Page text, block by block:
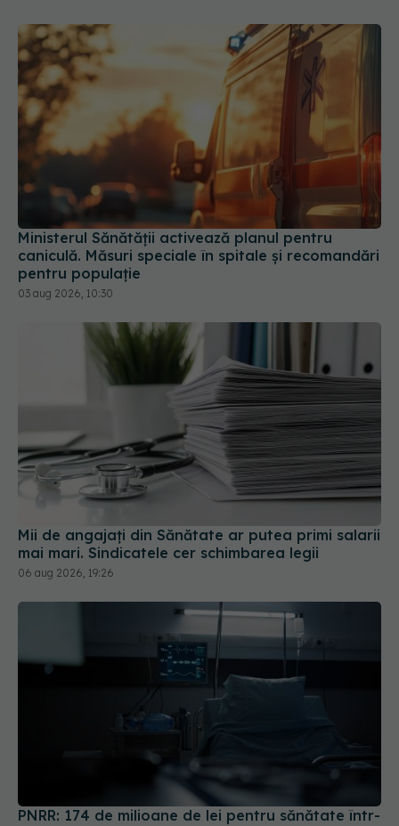
Ministerul Sănătății activează planul pentru
caniculă. Măsuri speciale în spitale și recomandări
pentru populație
03 aug 2026, 10:30
Mii de angajați din Sănătate ar putea primi salarii
mai mari. Sindicatele cer schimbarea legii
06 aug 2026, 19:26
PNRR: 174 de milioane de lei pentru sănătate într-
o singură săptămână. Ce spitale primesc bani
07 aug 2026, 16:41